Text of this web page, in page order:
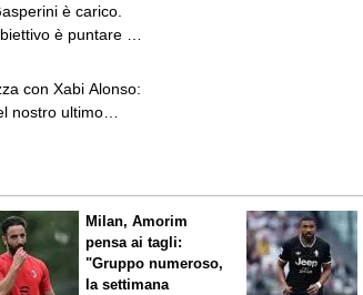
è carico.
è puntare a
con Xabi Alonso:
nostro ultimo
Milan, Amorim
pensa ai tagli:
"Gruppo numeroso,
la settimana